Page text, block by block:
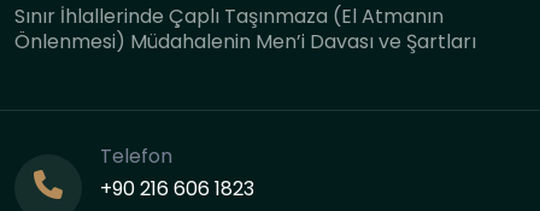
Sınır İhlallerinde Çaplı Taşınmaza (El Atmanın
Önlenmesi) Müdahalenin Men’i Davası ve Şartları
Telefon
+90 216 606 1823